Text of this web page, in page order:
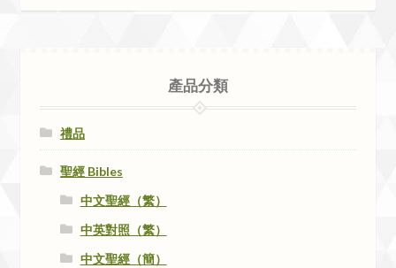
產品分類
禮品
聖經 Bibles
中文聖經（繁）
中英對照（繁）
中文聖經（簡）